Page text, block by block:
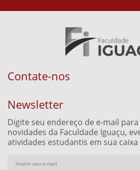
Contate-nos
Newsletter
Digite seu endereço de e-mail
novidades da Faculdade Iguaçu,
atividades estudantis em sua